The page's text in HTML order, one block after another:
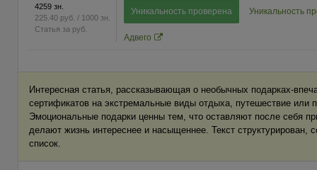
4259 зн.
225.40 руб. / 1000 зн.
Статья за руб.
Уникальность проверена Уникальность
Адвего
Интересная статья, рассказывающая о необычных подарках-
сертификатов на экстремальные виды отдыха, путешествие или
Эмоциональные подарки ценны тем, что оставляют после себя
делают жизнь интереснее и насыщеннее. Текст структурирован,
список.